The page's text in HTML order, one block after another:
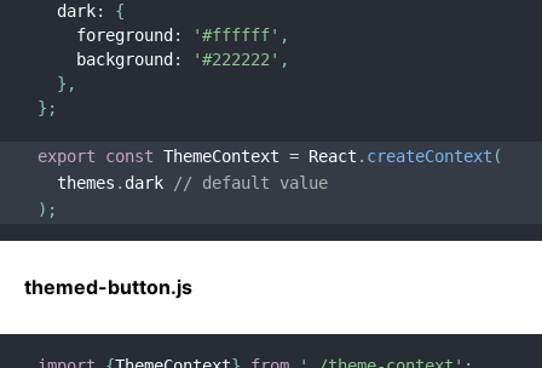
  dark
:
{
    foreground
: '#ffffff' ,
    background
: '#222222' ,
} ,
} ;
export const ThemeContext = React . createContext (
  themes
. dark
// default value
) ;
themed-button.js